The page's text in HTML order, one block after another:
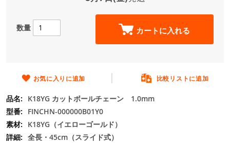
す
る
数量 カートに入れる
お気に入りに追加 比較リストに追加
K18YG カットボールチェーン 1.0mm
FINCHN-000000B01Y0
K18YG（イエローゴールド）
全長・45cm（スライド式）